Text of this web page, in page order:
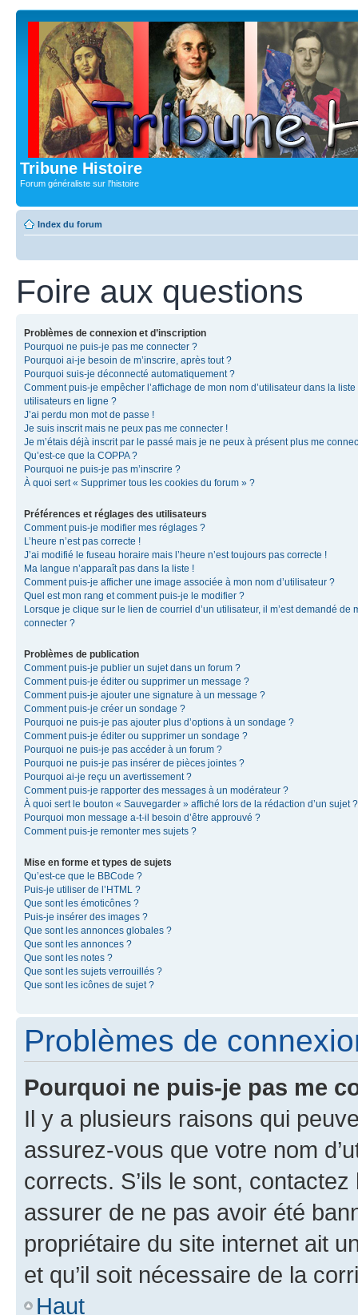
Tribune Histoire
Forum généraliste sur l'histoire
Index du forum
Foire aux questions
Problèmes de connexion et d’inscription
Pourquoi ne puis-je pas me connecter ?
Pourquoi ai-je besoin de m’inscrire, après tout ?
Pourquoi suis-je déconnecté automatiquement ?
Comment puis-je empêcher l’affichage de mon nom d’utilisateur dans la liste
utilisateurs en ligne ?
J’ai perdu mon mot de passe !
Je suis inscrit mais ne peux pas me connecter !
Je m’étais déjà inscrit par le passé mais je ne peux à présent plus me
Qu’est-ce que la COPPA ?
Pourquoi ne puis-je pas m’inscrire ?
À quoi sert « Supprimer tous les cookies du forum » ?
Préférences et réglages des utilisateurs
Comment puis-je modifier mes réglages ?
L’heure n’est pas correcte !
J’ai modifié le fuseau horaire mais l’heure n’est toujours pas correcte !
Ma langue n’apparaît pas dans la liste !
Comment puis-je afficher une image associée à mon nom d’utilisateur ?
Quel est mon rang et comment puis-je le modifier ?
Lorsque je clique sur le lien de courriel d’un utilisateur, il m’est demandé de
connecter ?
Problèmes de publication
Comment puis-je publier un sujet dans un forum ?
Comment puis-je éditer ou supprimer un message ?
Comment puis-je ajouter une signature à un message ?
Comment puis-je créer un sondage ?
Pourquoi ne puis-je pas ajouter plus d’options à un sondage ?
Comment puis-je éditer ou supprimer un sondage ?
Pourquoi ne puis-je pas accéder à un forum ?
Pourquoi ne puis-je pas insérer de pièces jointes ?
Pourquoi ai-je reçu un avertissement ?
Comment puis-je rapporter des messages à un modérateur ?
À quoi sert le bouton « Sauvegarder » affiché lors de la rédaction d’un sujet ?
Pourquoi mon message a-t-il besoin d’être approuvé ?
Comment puis-je remonter mes sujets ?
Mise en forme et types de sujets
Qu’est-ce que le BBCode ?
Puis-je utiliser de l’HTML ?
Que sont les émoticônes ?
Puis-je insérer des images ?
Que sont les annonces globales ?
Que sont les annonces ?
Que sont les notes ?
Que sont les sujets verrouillés ?
Que sont les icônes de sujet ?
Problèmes de
Pourquoi ne puis-je pas me
Il y a plusieurs raisons qui
assurez-vous que votre nom
corrects. S’ils le sont,
assurer de ne pas avoir été
propriétaire du site internet ait
et qu’il soit nécessaire de la
Haut